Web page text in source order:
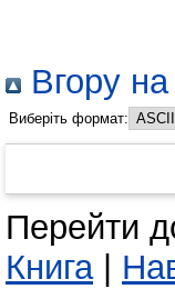
Вгору на
Виберіть формат:
Перейти
Книга|